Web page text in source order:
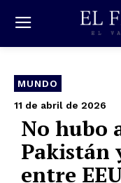
MUNDO
11 de abril de 2026
No hubo
Pakistán
entre